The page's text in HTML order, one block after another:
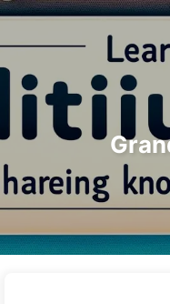
Rechercher
Catégories